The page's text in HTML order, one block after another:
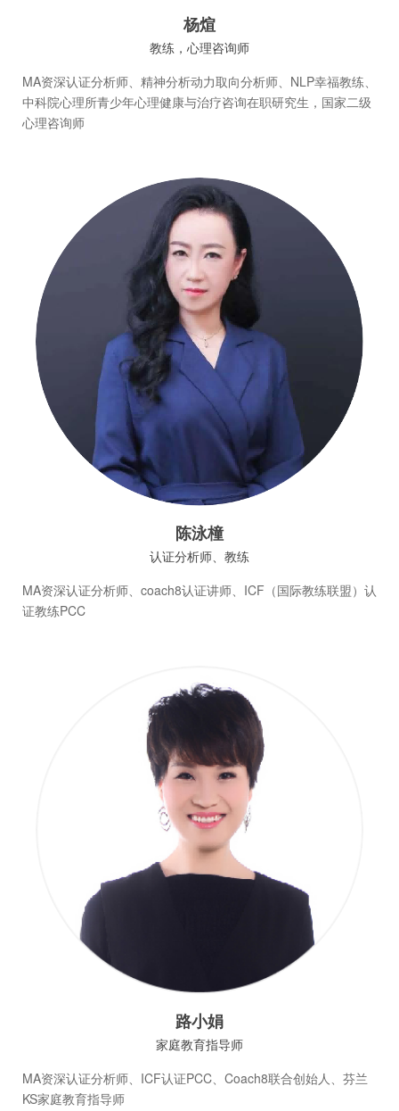
杨煊
教练，心理咨询师
MA资深认证分析师、精神分析动力取向分析师、NLP幸福教练、
中科院心理所青少年心理健康与治疗咨询在职研究生，国家二级
心理咨询师
陈泳橦
认证分析师、教练
MA资深认证分析师、coach8认证讲师、ICF（国际教练联盟）认
证教练PCC
路小娟
家庭教育指导师
MA资深认证分析师、ICF认证PCC、Coach8联合创始人、芬兰
KS家庭教育指导师